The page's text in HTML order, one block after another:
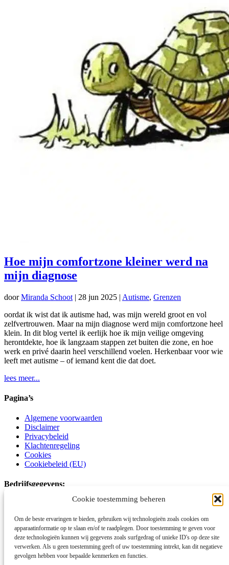
Cookie toestemming beheren
Om de beste ervaringen te bieden, gebruiken wij technologieën zoals cookies om
apparaatinformatie op te slaan en/of te raadplegen. Door toestemming te geven voor
deze technologieën kunnen wij gegevens zoals surfgedrag of unieke ID's op deze site
verwerken. Als u geen toestemming geeft of uw toestemming intrekt, kan dit negatieve
gevolgen hebben voor bepaalde kenmerken en functies.
Hoe mijn comfortzone kleiner werd na
mijn diagnose
doorMiranda Schoot | 28 jun 2025 | Autisme, Grenzen
oordat ik wist dat ik autisme had, was mijn wereld groot en vol
zelfvertrouwen. Maar na mijn diagnose werd mijn comfortzone heel
klein. In dit blog vertel ik eerlijk hoe ik mijn veilige omgeving
herontdekte, hoe ik langzaam stappen zet buiten die zone, en hoe
werk en privé daarin heel verschillend voelen. Herkenbaar voor wie
leeft met autisme – of iemand kent die dat doet.
lees meer...
Pagina’s
Algemene voorwaarden
Disclaimer
Privacybeleid
Klachtenregeling
Cookies
Cookiebeleid (EU)
Bedrijfsgegevens:
Schoot Kracht Autismecoaching
Voornamelijk online en op locatie
06-15177746
info@schootkrachtautismecoaching.com
www.schootkrachtautismecoaching.com